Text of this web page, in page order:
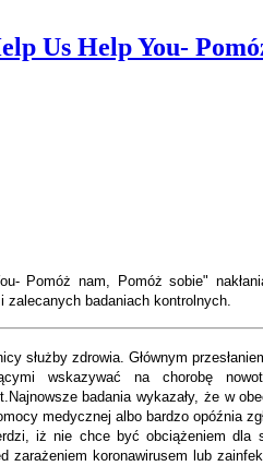
Us Help You-
Pomóż nam, Pomóż sobie"
zalecanych badaniach kontrolnych.
służby zdrowia. Głównym
wskazywać na chorobę
badania wykazały, że w
medycznej albo bardzo opóźnia
iż nie chce być obciążeniem dla
zarażeniem koronawirusem lub